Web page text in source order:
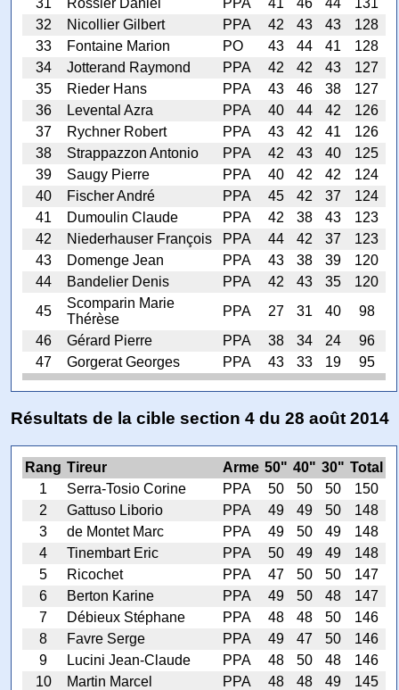
31
Rossier Daniel PPA 41 46 44
131
32
Nicollier Gilbert PPA 42 43 43
128
33
Fontaine Marion PO 43 44 41
128
34
Jotterand Raymond PPA 42 42 43
127
35
Rieder Hans PPA 43 46 38
127
36
Levental Azra PPA 40 44 42
126
37
Rychner Robert PPA 43 42 41
126
38
Strappazzon Antonio PPA 42 43 40
125
39
Saugy Pierre PPA 40 42 42
124
40
Fischer André PPA 45 42 37
124
41
Dumoulin Claude PPA 42 38 43
123
42
Niederhauser François PPA 44 42 37
123
43
Domenge Jean PPA 43 38 39
120
44
Bandelier Denis PPA 42 43 35
120
45
Scomparin Marie
Thérèse
PPA 27 31 40
98
46
Gérard Pierre PPA 38 34 24
96
47
Gorgerat Georges PPA 43 33 19 95
Résultats de la cible section 4 du 28 août 2014
Rang Tireur Arme 50" 40" 30" Total
1
Serra-Tosio Corine PPA 50 50 50
150
2
Gattuso Liborio PPA 49 49 50
148
3
de Montet Marc PPA 49 50 49
148
4
Tinembart Eric PPA 50 49 49
148
5
Ricochet PPA 47 50 50
147
6
Berton Karine PPA 49 50 48
147
7
Débieux Stéphane PPA 48 48 50
146
8
Favre Serge PPA 49 47 50
146
9
Lucini Jean-Claude PPA 48 50 48
146
10
Martin Marcel PPA 48 48 49
145